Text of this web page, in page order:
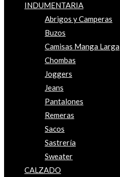
INDUMENTARIA
Abrigos y Camperas
Buzos
Camisas Manga Larga
Chombas
Joggers
Jeans
Pantalones
Remeras
Sacos
Sastrería
Sweater
CALZADO